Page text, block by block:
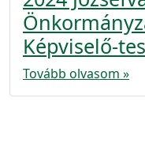
Képviselő-
Tovább olvasom »